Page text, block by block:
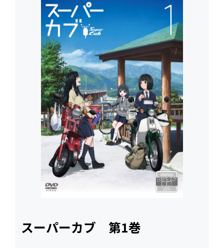
スーパーカブ 第1巻